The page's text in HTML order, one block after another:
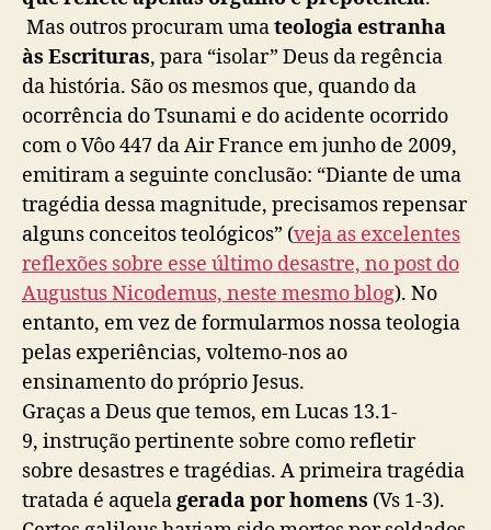
Mas outros procuram umateologia estranha
às Escrituras, para “isolar” Deus da regência
da história. São os mesmos que, quando da
ocorrência do Tsunami e do acidente ocorrido
com o Vôo 447 da Air France em junho de 2009,
emitiram a seguinte conclusão: “Diante de uma
tragédia dessa magnitude, precisamos repensar
alguns conceitos teológicos” (veja as excelentes
reflexões sobre esse último desastre, no post do
Augustus Nicodemus, neste mesmo blog). No
entanto, em vez de formularmos nossa teologia
pelas experiências, voltemo-nos ao
ensinamento do próprio Jesus.
Graças a Deus que temos, em Lucas 13.1-
9, instrução pertinente sobre como refletir
sobre desastres e tragédias. A primeira tragédia
tratada é aquelagerada por homens (Vs 1-3).